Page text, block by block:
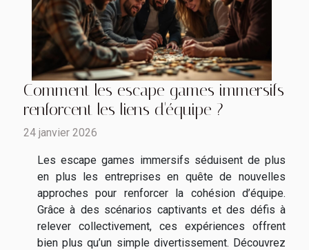
Comment les escape games immersifs
renforcent les liens d'équipe ?
24 janvier 2026
Les escape games immersifs séduisent de plus
en plus les entreprises en quête de nouvelles
approches pour renforcer la cohésion d’équipe.
Grâce à des scénarios captivants et des défis à
relever collectivement, ces expériences offrent
bien plus qu’un simple divertissement. Découvrez